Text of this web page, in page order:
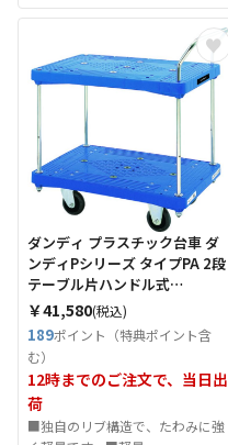
ダンディ プラスチック台車 ダ
ンディPシリーズ タイプPA 2段
テーブル片ハンドル式
W905×D605 （Tcode：
2082334）
￥41,580(税込)
189ポイント（特典ポイント含
む）
12時までのご注文で、当日出
荷
■独自のリブ構造で、たわみに強